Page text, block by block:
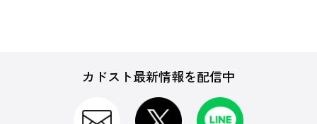
カドスト最新情報を配信中